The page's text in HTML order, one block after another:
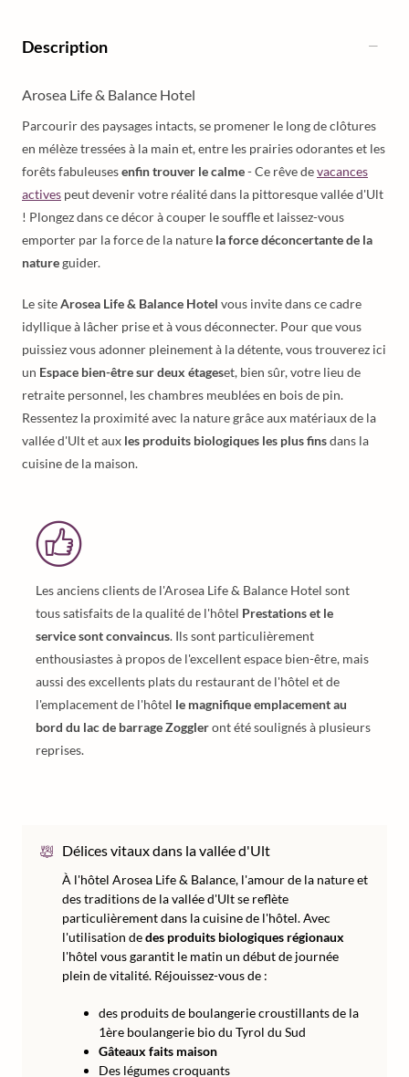
Description
Arosea Life & Balance Hotel
Parcourir des paysages intacts, se promener le long de clôtures
en mélèze tressées à la main et, entre les prairies odorantes et les
forêts fabuleusesenfin trouver le calme- Ce rêve devacances
actives peut devenir votre réalité dans la pittoresque vallée d'Ult
! Plongez dans ce décor à couper le souffle et laissez-vous
emporter par la force de la nature la force déconcertante de la
natureguider.
Le siteArosea Life & Balance Hotel vous invite dans ce cadre
idyllique à lâcher prise et à vous déconnecter. Pour que vous
puissiez vous adonner pleinement à la détente, vous trouverez ici
un Espace bien-être sur deux étageset, bien sûr, votre lieu de
retraite personnel, les chambres meublées en bois de pin.
Ressentez la proximité avec la nature grâce aux matériaux de la
vallée d'Ult et aux les produits biologiques les plus finsdans la
cuisine de la maison.
Les anciens clients de l'Arosea Life & Balance Hotel sont
tous satisfaits de la qualité de l'hôtel Prestations et le
service sont convaincus. Ils sont particulièrement
enthousiastes à propos de l'excellent espace bien-être, mais
aussi des excellents plats du restaurant de l'hôtel et de
l'emplacement de l'hôtel le magnifique emplacement au
bord du lac de barrage Zoggleront été soulignés à plusieurs
reprises.
Délices vitaux dans la vallée d'Ult
À l'hôtel Arosea Life & Balance, l'amour de la nature et
des traditions de la vallée d'Ult se reflète
particulièrement dans la cuisine de l'hôtel. Avec
l'utilisation dedes produits biologiques régionaux
l'hôtel vous garantit le matin un début de journée
plein de vitalité. Réjouissez-vous de :
des produits de boulangerie croustillants de la
1ère boulangerie bio du Tyrol du Sud
Gâteaux faits maison
Des légumes croquants